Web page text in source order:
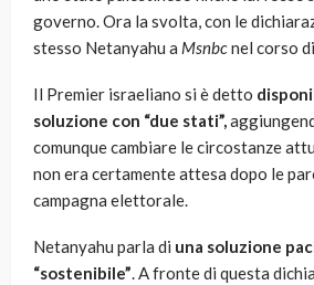
governo. Ora la svolta, con le
stesso Netanyahu a Msnbcnel corso
Il Premier israeliano si è detto
soluzione con “due stati”,
comunque cambiare le circostanze
non era certamente attesa dopo le
campagna elettorale.
Netanyahu parla di una soluzione
“sostenibile”. A fronte di questa